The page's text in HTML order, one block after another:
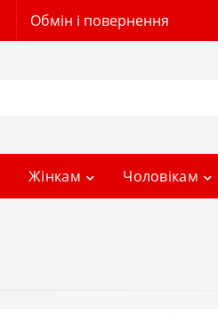
Обмін і повернення
Жінкам Чоловікам